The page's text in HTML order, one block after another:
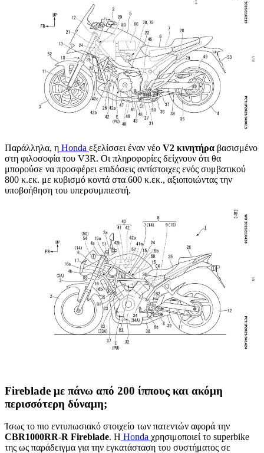
Παράλληλα, η Honda εξελίσσει έναν νέο V2 κινητήρα βασισμένο
στη φιλοσοφία του V3R. Οι πληροφορίες δείχνουν ότι θα
μπορούσε να προσφέρει επιδόσεις αντίστοιχες ενός συμβατικού
800 κ.εκ. με κυβισμό κοντά στα 600 κ.εκ., αξιοποιώντας την
υποβοήθηση του υπερσυμπιεστή.
Fireblade με πάνω από 200 ίππους και ακόμη
περισσότερη δύναμη;
Ίσως το πιο εντυπωσιακό στοιχείο των πατεντών αφορά την
CBR1000RR-R Fireblade. Η Honda χρησιμοποιεί το superbike
της ως παράδειγμα για την εγκατάσταση του συστήματος σε